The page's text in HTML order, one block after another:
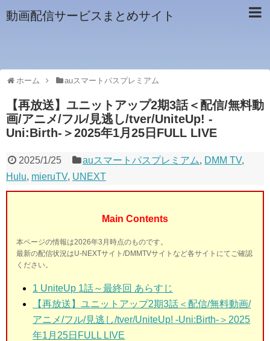
動画配信サービスまとめサイト
ホーム auスマートパスプレミアム
【再放送】ユニットアップ2期3話＜配信/無料動
画/アニメ/フル/見逃し/tver/UniteUp! -
Uni:Birth-＞2025年1月25日FULL LIVE
2025/1/25 auスマートパスプレミアム, DMM TV,
Hulu, mieruTV, UNEXT
Main Contents
本ページの情報は2026年3月時点のものです。
最新の配信状況はU-NEXTサイト/DMMTVサイトなど各サイトにてご確認
ください。
1 UniteUp 1話～最終回 あらすじ
【再放送】ユニットアップ2期3話＜配信/無料動画/
アニメ/フル/見逃し/tver/UniteUp! -Uni:Birth-＞2025
年1月25日FULL LIVE